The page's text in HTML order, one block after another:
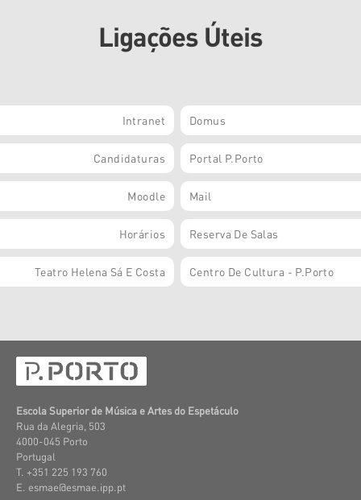
Ligações Úteis
Intranet Domus
Candidaturas Portal P.Porto
Moodle Mail
Horários Reserva De Salas
Teatro Helena Sá E Costa Centro De Cultura - P.Porto
Escola Superior de Música e Artes do Espetáculo
Rua da Alegria, 503
4000-045 Porto
Portugal
T. +351 225 193 760
E. esmae@esmae.ipp.pt